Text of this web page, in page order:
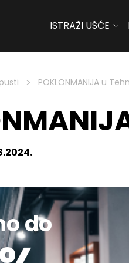
ISTRAŽI UŠĆE
> POKLONMANIJA u
do